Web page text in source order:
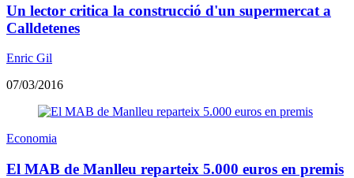
Un lector critica la construcció d'un supermercat a
Calldetenes
Enric Gil
07/03/2016
Economia
El MAB de Manlleu reparteix 5.000 euros en premis